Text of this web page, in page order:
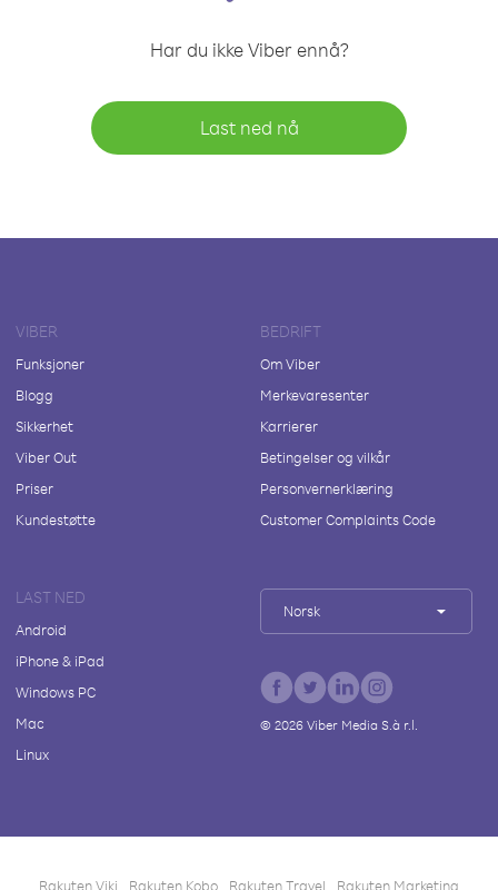
Har du ikke Viber ennå?
Last ned nå
VIBER
Funksjoner
Blogg
Sikkerhet
Viber Out
Priser
Kundestøtte
BEDRIFT
Om Viber
Merkevaresenter
Karrierer
Betingelser og vilkår
Personvernerklæring
Customer Complaints Code
LAST NED
Android
iPhone & iPad
Windows PC
Mac
Linux
Norsk
© 2026Viber Media S.à r.l.
Rakuten Viki Rakuten Kobo Rakuten Travel Rakuten Marketing